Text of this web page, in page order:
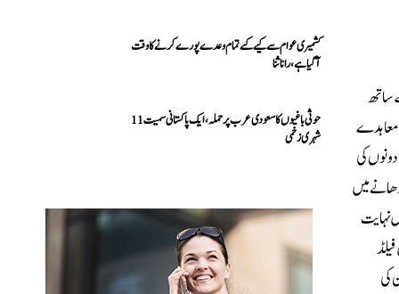
ساتھ
پیش رفت سامنے آئی، جس میں 60 دن کے اندر حتمی معاہدے
کی
میں
نہایت
کی
کشمیری عوام سے کیے گئے تمام وعدے پورے کرنے کا وقت
آ گیا ہے، رانا ثنا
حوثی باغیوں کا سعودی عرب پر حملہ، ایک پاکستانی سمیت 11
شہری زخمی